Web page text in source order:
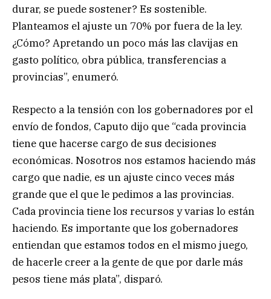
durar, se puede sostener? Es sostenible.
Planteamos el ajuste un 70% por fuera de la ley.
¿Cómo? Apretando un poco más las clavijas en
gasto político, obra pública, transferencias a
provincias”, enumeró.
Respecto a la tensión con los gobernadores por el
envío de fondos, Caputo dijo que “cada provincia
tiene que hacerse cargo de sus decisiones
económicas. Nosotros nos estamos haciendo más
cargo que nadie, es un ajuste cinco veces más
grande que el que le pedimos a las provincias.
Cada provincia tiene los recursos y varias lo están
haciendo. Es importante que los gobernadores
entiendan que estamos todos en el mismo juego,
de hacerle creer a la gente de que por darle más
pesos tiene más plata”, disparó.